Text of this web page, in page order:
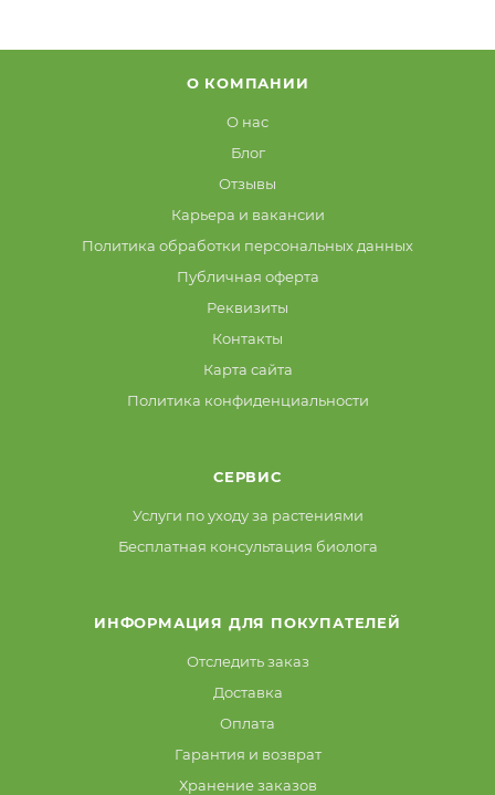
О КОМПАНИИ
О нас
Блог
Отзывы
Карьера и вакансии
Политика обработки персональных данных
Публичная оферта
Реквизиты
Контакты
Карта сайта
Политика конфиденциальности
СЕРВИС
Услуги по уходу за растениями
Бесплатная консультация биолога
ИНФОРМАЦИЯ ДЛЯ ПОКУПАТЕЛЕЙ
Отследить заказ
Доставка
Оплата
Гарантия и возврат
Хранение заказов